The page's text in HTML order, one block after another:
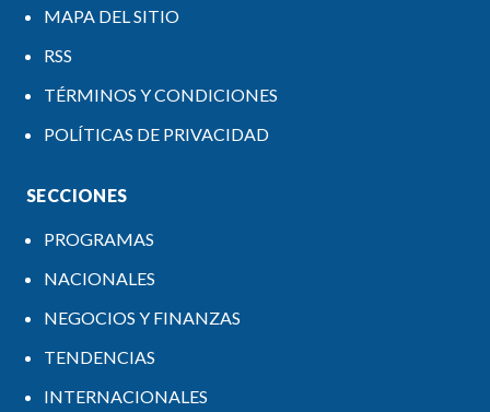
MAPA DEL SITIO
RSS
TÉRMINOS Y CONDICIONES
POLÍTICAS DE PRIVACIDAD
SECCIONES
PROGRAMAS
NACIONALES
NEGOCIOS Y FINANZAS
TENDENCIAS
INTERNACIONALES